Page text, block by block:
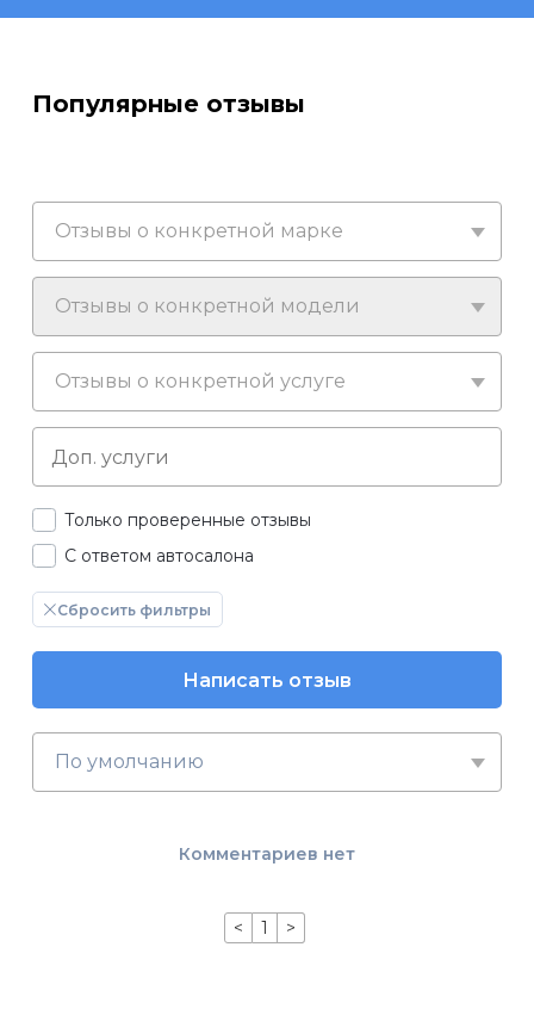
Популярные отзывы
Отзывы о конкретной марке
Отзывы о конкретной модели
Отзывы о конкретной услуге
Только проверенные отзывы
С ответом автосалона
Сбросить фильтры
Написать отзыв
По умолчанию
Комментариев нет
< 1 >